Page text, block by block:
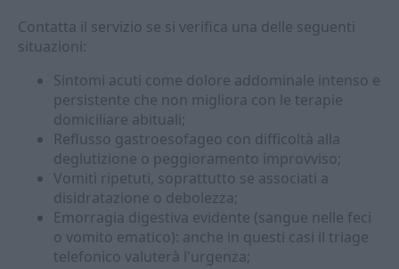
Contatta il servizio se si verifica una delle seguenti
situazioni:
Sintomi acuti come dolore addominale intenso e
persistente che non migliora con le terapie
domiciliare abituali;
Reflusso gastroesofageo con difficoltà alla
deglutizione o peggioramento improvviso;
Vomitì ripetuti, soprattutto se associati a
disidratazione o debolezza;
Emorragia digestiva evidente (sangue nelle feci
o vomito ematico): anche in questi casi il triage
telefonico valuterà l'urgenza;